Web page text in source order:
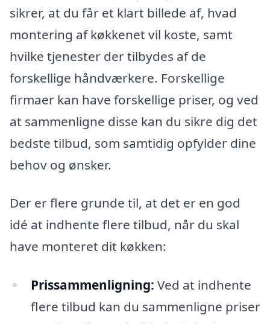
sikrer, at du får et klart billede af, hvad
montering af køkkenet vil koste, samt
hvilke tjenester der tilbydes af de
forskellige håndværkere. Forskellige
firmaer kan have forskellige priser, og ved
at sammenligne disse kan du sikre dig det
bedste tilbud, som samtidig opfylder dine
behov og ønsker.
Der er flere grunde til, at det er en god
idé at indhente flere tilbud, når du skal
have monteret dit køkken:
Prissammenligning: Ved at indhente
flere tilbud kan du sammenligne priser